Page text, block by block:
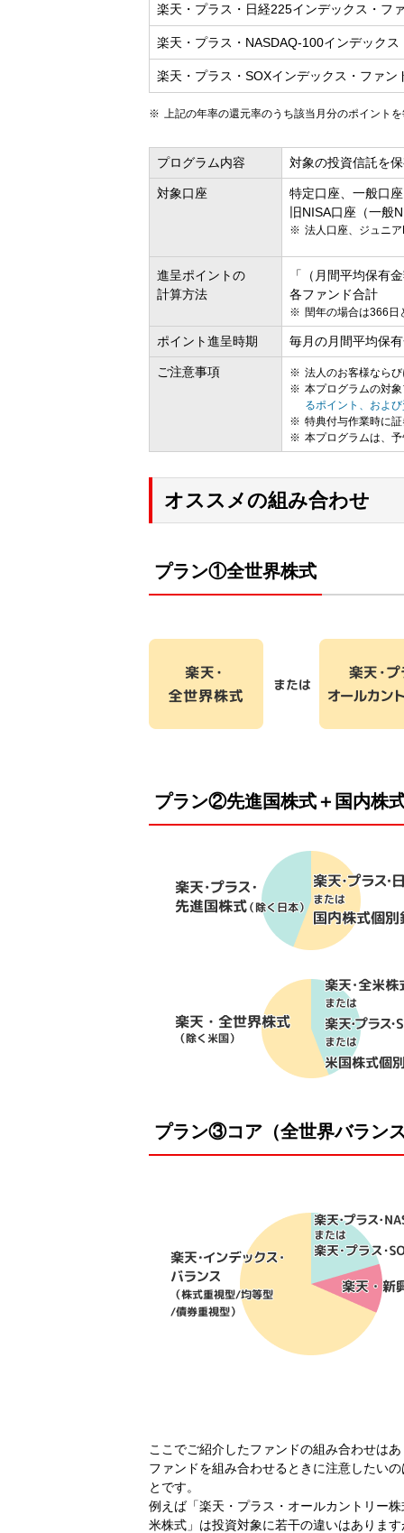
楽天・プラス・日経225インデックス・フ
楽天・プラス・NASDAQ-100インデックス
楽天・プラス・SOXインデックス・ファン
上記の年率の還元率のうち該当月分のポイント
プログラム内容 対象の投資信託を
対象口座
特定口座、一般口
旧NISA口座（一般
法人口座、ジュニ
進呈ポイントの
計算方法
「（月間平均保有
各ファンド合計
閏年の場合は366日
ポイント進呈時期 毎月の月間平均保
ご注意事項
法人のお客様なら
本プログラムの対
るポイント、およ
特典付与作業時に
本プログラムは、
オススメの組み合わせ
プラン①全世界株式
プラン②先進国株式＋国内株
プラン③コア（全世界バラン
ここでご紹介したファンドの組み合わせは
ファンドを組み合わせるときに注意したい
とです。
例えば「楽天・プラス・オールカントリー
米株式」は投資対象に若干の違いはありま